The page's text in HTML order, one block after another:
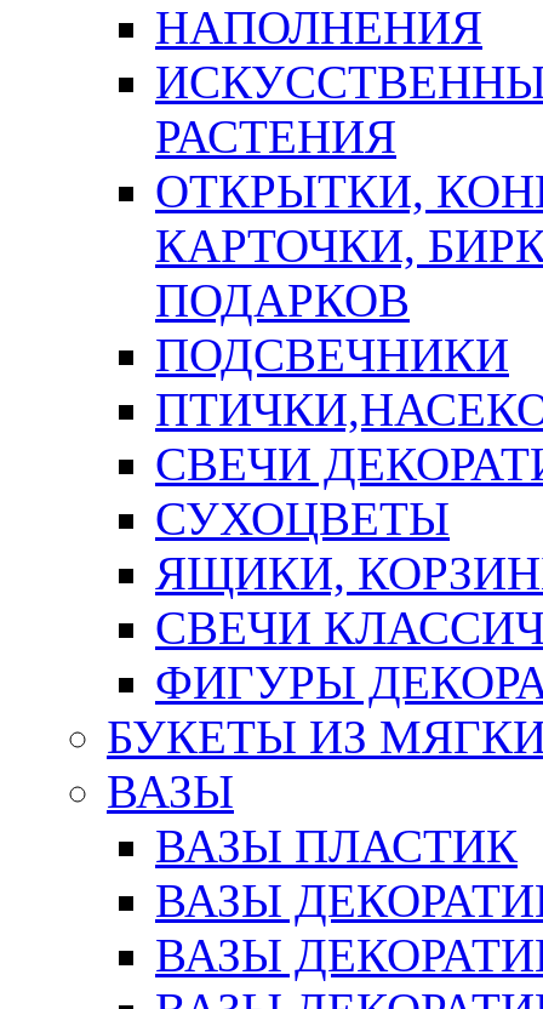
НАПОЛНЕНИЯ
РАСТЕНИЯ
ОТКРЫТКИ,
КАРТОЧКИ,
ПОДАРКОВ
ПОДСВЕЧНИКИ
СВЕЧИ
СУХОЦВЕТЫ
ЯЩИКИ,
СВЕЧИ
ФИГУРЫ
БУКЕТЫ ИЗ
ВАЗЫ
ВАЗЫ ПЛАСТИК
ВАЗЫ
ВАЗЫ